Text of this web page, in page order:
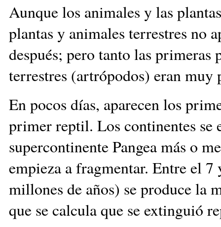
Aunque los animales y las
plantas y animales terrestres no
después; pero tanto las
terrestres (artrópodos) eran muy
En pocos días, aparecen los
primer reptil. Los continentes se
supercontinente Pangea más o
empieza a fragmentar. Entre el
millones de años) se produce la
que se calcula que se extinguió